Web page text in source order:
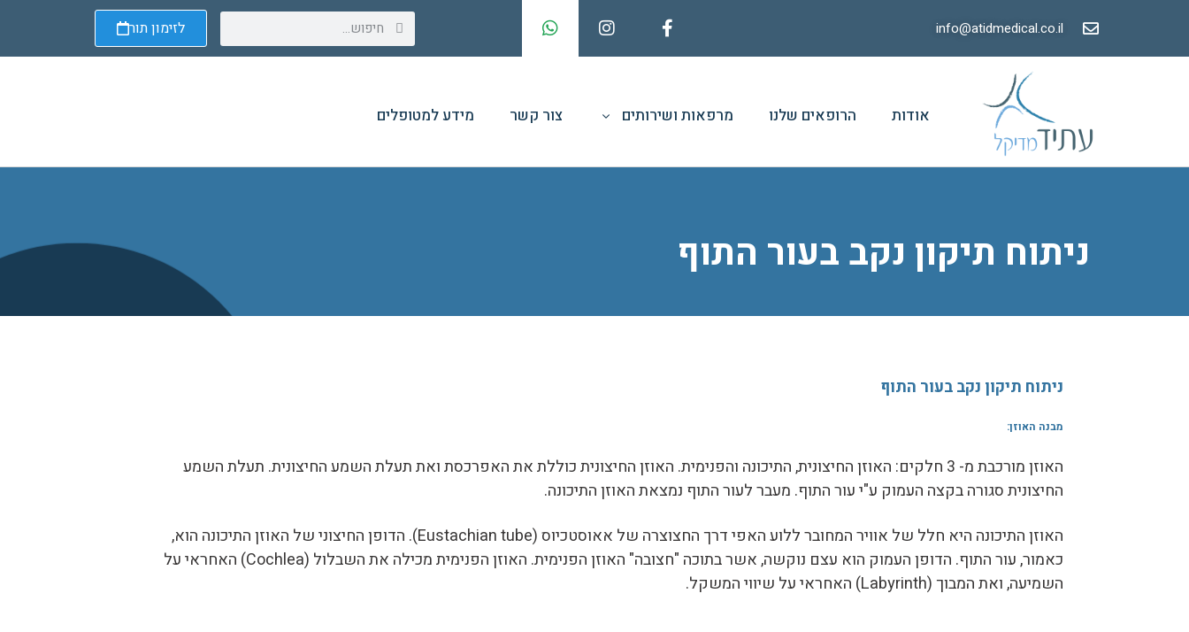
info@atidmedical.co.il לזימון תור
אודות הרופאים שלנו מרפאות ושירותים צור קשר מידע למטופלים
ניתוח תיקון נקב בעור התוף
ניתוח תיקון נקב בעור התוף
מבנה האוזן:
האוזן מורכבת מ- 3 חלקים: האוזן החיצונית, התיכונה והפנימית. האוזן החיצונית כוללת את האפרכסת ואת תעלת השמע החיצונית. תעלת השמע
החיצונית סגורה בקצה העמוק ע"י עור התוף. מעבר לעור התוף נמצאת האוזן התיכונה.
האוזן התיכונה היא חלל של אוויר המחובר ללוע האפי דרך החצוצרה של אאוסטכיוס (Eustachian tube). הדופן החיצוני של האוזן התיכונה הוא,
כאמור, עור התוף. הדופן העמוק הוא עצם נוקשה, אשר בתוכה "חצובה" האוזן הפנימית. האוזן הפנימית מכילה את השבלול (Cochlea) האחראי על
השמיעה, ואת המבוך (Labyrinth) האחראי על שיווי המשקל.